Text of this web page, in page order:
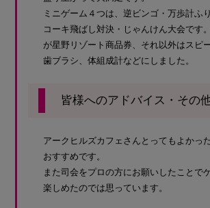
ミニゲーム４つは、逆ビンゴ・万歩計ふ
コーキ飛ばし対決・じゃんけん大会です
が星野リゾート商品券、それ以外はスピ
歯ブラシ、体組成計などにしました。
皆様へのアドバイス・その
アークヒルズカフェさんとってもよかっ
おすすめです。
また司会をプロの方にお願いしたことで
楽しめたのでは思っています。